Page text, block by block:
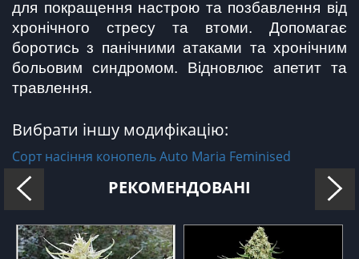
для покращення настрою та позбавлення від
хронічного стресу та втоми. Допомагає
боротись з панічними атаками та хронічним
больовим синдромом. Відновлює апетит та
травлення.
Вибрати іншу модифікацію:
Сорт насіння конопель Auto Maria Feminised
РЕКОМЕНДОВАНІ